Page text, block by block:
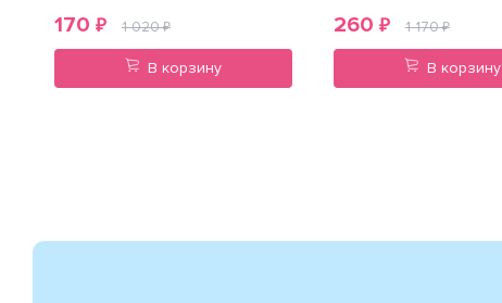
170 ₽ 1 020₽
В корзину
260 ₽ 1 170₽
В корзину